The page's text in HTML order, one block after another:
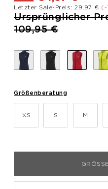
Letzter Sale-Preis: 29,97 € (-
Preis reduziert
Ursprünglicher
109,95 €bis
Größenberatung
XS S M